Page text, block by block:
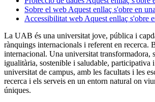
Sobre el web Aquest enllaç s'obre en
Accessibilitat web Aquest enllaç s'obre
La UAB és una universitat jove, pública i
rànquings internacionals i referent en recerca.
internacional. Una universitat transformadora,
igualitària, sostenible i saludable, participativa
universitat de campus, amb les facultats i les
recerca i els serveis en un entorn natural on
úniques.